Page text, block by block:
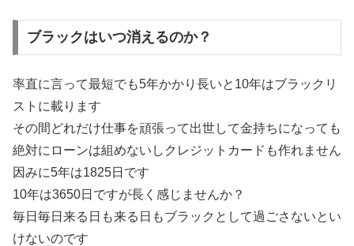
ブラックはいつ消えるのか？
率直に言って最短でも5年かかり長いと10年はブラックリ
ストに載ります
その間どれだけ仕事を頑張って出世して金持ちになっても
絶対にローンは組めないしクレジットカードも作れません
因みに5年は1825日です
10年は3650日ですが長く感じませんか？
毎日毎日来る日も来る日もブラックとして過ごさないとい
けないのです